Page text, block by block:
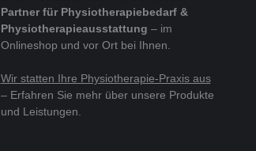
Partner für Physiotherapiebedarf &
Physiotherapieausstattung – im
Onlineshop und vor Ort bei Ihnen.
Wir statten Ihre Physiotherapie-Praxis aus
– Erfahren Sie mehr über unsere Produkte
und Leistungen.